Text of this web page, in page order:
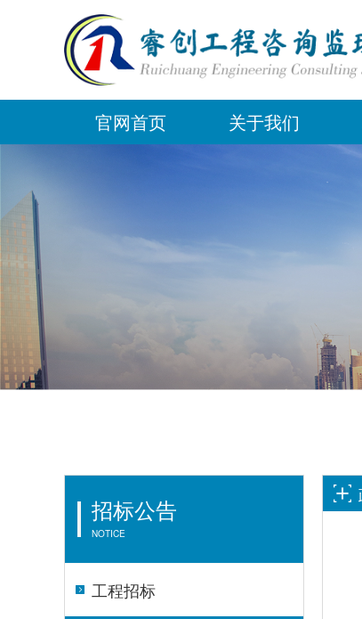
官网首页 关于我们
招标公告
NOTICE
工程招标